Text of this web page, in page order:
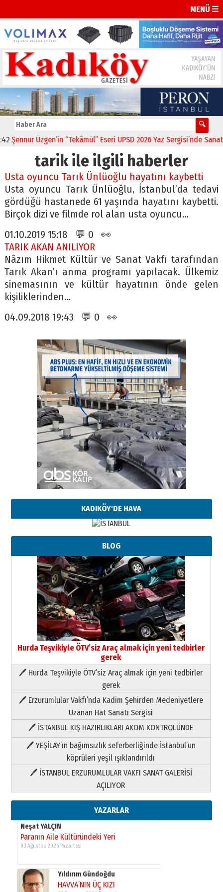
MENÜ ☰
Şennur Üzgen’in “Tekâmül” Eseri UPSD 2026 Yaz Sergisi’nde
tarik ile ilgili haberler
Usta oyuncu Tarık Ünlüoğlu hayatını kaybetti
Usta oyuncu Tarık Ünlüoğlu, İstanbul’da tedavi
gördüğü hastanede 61 yaşında hayatını kaybetti.
Birçok dizi ve filmde rol alan usta oyuncu…
01.10.2019 15:18 💬 0 👀
TARIK AKAN ANILIYOR
Nâzım Hikmet Kültür ve Sanat Vakfı tarafından
Tarık Akan’ı anma programı yapılacak. Ülkemiz
sinemasının ve kültür hayatının önde gelen
kişiliklerinden…
04.09.2018 19:43 💬 0 👀
KADIKÖY'DE HAVA
BLOG
Hurda Teşvikiyle ÖTV’siz Araç almak için yeni tedbirler
gerek
🖊 Hurda Teşvikiyle ÖTV’siz Araç almak için yeni tedbirler
gerek
🖊 Erzurumlular Vakfı’nda Kadim Şehirden Medeniyetlere
Uzanan Hat Sanatı Sergisi
🖊 İSTANBUL KIŞ HAZIRLIKLARI AKOM KONTROLÜNDE
🖊 YEŞİLAY’ın bağımsızlık seferberliğinde İstanbul’un
köprüleri yeşil ışıklandırıldı
🖊 İSTANBUL ERZURUMLULAR VAKFI SANAT GALERİSİ
AÇILIYOR
YAZARLAR
Paranın Aile Kültüründeki Yeri
03 Ağustos 2026 Pazartesi
Yıldırım Gündoğdu
HAVVA’NIN ÜÇ KIZI
09 Temmuz 2026 Perşembe
Yusuf POLAT
Şampiyonluk Sebahattin Şirin’e
11 Mayıs 2026 Pazartesi
Neşat YALÇIN
Paranın Aile Kültüründeki Yeri
03 Ağustos 2026 Pazartesi
Yıldırım Gündoğdu
HAVVA’NIN ÜÇ KIZI